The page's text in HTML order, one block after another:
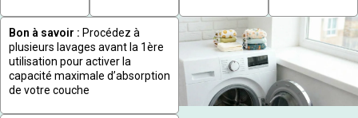
Bon à savoir : Procédez à
plusieurs lavages avant la 1ère
utilisation pour activer la
capacité maximale d’absorption
de votre couche